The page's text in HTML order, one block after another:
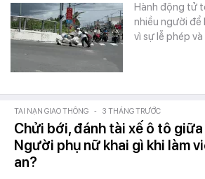
Hành động tử
nhiều người để
vì sự lễ phép
TAI NẠN GIAO THÔNG - 3 THÁNG TRƯỚC
Chửi bới, đánh tài xế ô tô giữa
Người phụ nữ khai gì khi làm
an?